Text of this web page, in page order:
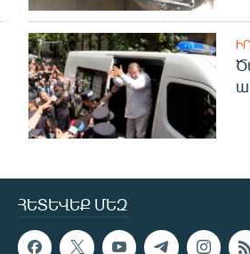
ՀԵՏԵՎԵՔ ՄԵԶ